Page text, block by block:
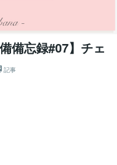
備忘録#07】チェ
記事